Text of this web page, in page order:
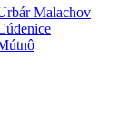
Malachov